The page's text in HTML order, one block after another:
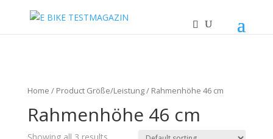
Home / Product Größe/Leistung / Rahmenhöhe 46 cm
Rahmenhöhe 46 cm